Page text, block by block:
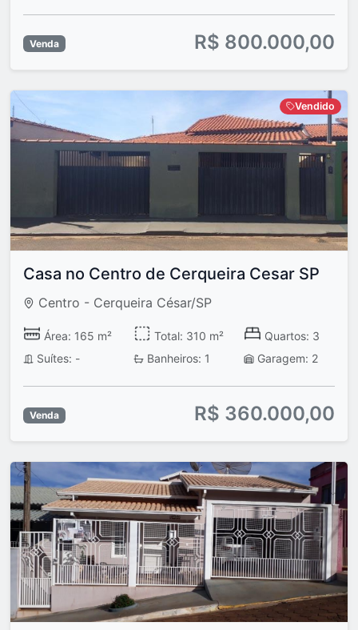
Venda R$ 800.000,00
Vendido
Casa no Centro de Cerqueira Cesar SP
Centro - Cerqueira César/SP
Área: 165 m² Total: 310 m²
Quartos: 3
Suítes: -
Banheiros: 1 Garagem: 2
Venda R$ 360.000,00